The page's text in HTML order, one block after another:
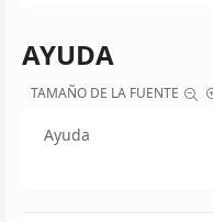
AYUDA
TAMAÑO DE LA FUENTE
Ayuda